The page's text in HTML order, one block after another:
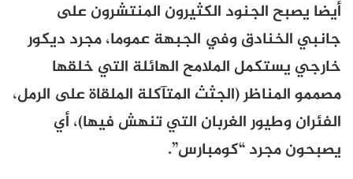
أيضا يصبح الجنود الكثيرون المنتشرون على
جانبي الخنادق وفي الجبهة عموما، مجرد ديكور
خارجي يستكمل الملامح الهائلة التي خلقها
مصممو المناظر (الجثث المتآكلة الملقاة على الرمل،
الفئران وطيور الغربان التي تنهش فيها)، أي
يصبحون مجرد “كومبارس”.